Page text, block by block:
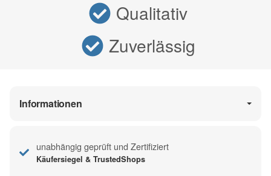
Qualitativ
Zuverlässig
Informationen
unabhängig geprüft und Zertifiziert
Käufersiegel & TrustedShops